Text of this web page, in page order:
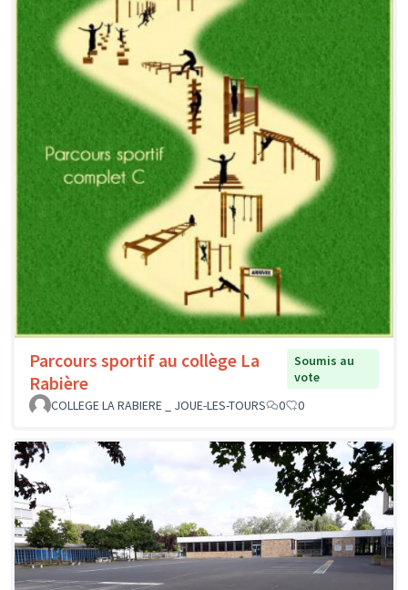
Parcours sportif au collège La
Rabière
Soumis au
vote
COLLEGE LA RABIERE _ JOUE-LES-TOURS
0 0